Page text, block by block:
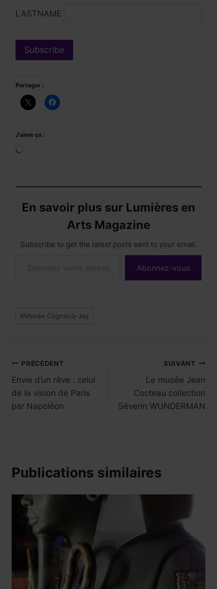
LASTNAME
Partager :
J’aime ça :
En savoir plus sur Lumières en
Arts Magazine
Subscribe to get the latest posts sent to your email.
Abonnez-vous
Étiquettes
de
#Musée Cognacq-Jay
Navigation
de
l’article
PRÉCÉDENT
Envie d’un rêve : celui
de la vision de Paris
par Napoléon
SUIVANT
Le musée Jean
Cocteau collection
Séverin WUNDERMAN
Publications similaires